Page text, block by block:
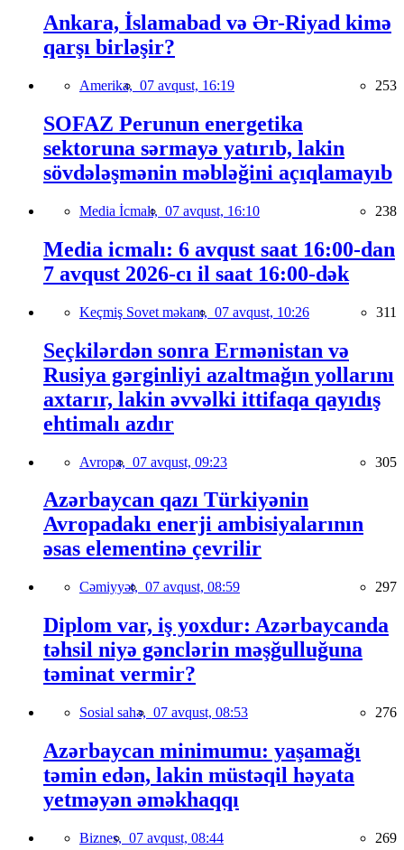
Ankara, İslamabad və Ər-Riyad kimə
qarşı birləşir?
Amerika, 07 avqust, 16:19 253
SOFAZ Perunun energetika
sektoruna sərmayə yatırıb, lakin
sövdələşmənin məbləğini açıqlamayıb
Media İcmalı, 07 avqust, 16:10 238
Media icmalı: 6 avqust saat 16:00-dan
7 avqust 2026-cı il saat 16:00-dək
Keçmiş Sovet məkanı, 07 avqust, 10:26 311
Seçkilərdən sonra Ermənistan və
Rusiya gərginliyi azaltmağın yollarını
axtarır, lakin əvvəlki ittifaqa qayıdış
ehtimalı azdır
Avropa, 07 avqust, 09:23 305
Azərbaycan qazı Türkiyənin
Avropadakı enerji ambisiyalarının
əsas elementinə çevrilir
Cəmiyyət, 07 avqust, 08:59 297
Diplom var, iş yoxdur: Azərbaycanda
təhsil niyə gənclərin məşğulluğuna
təminat vermir?
Sosial sahə, 07 avqust, 08:53 276
Azərbaycan minimumu: yaşamağı
təmin edən, lakin müstəqil həyata
yetməyən əməkhaqqı
Biznes, 07 avqust, 08:44 269